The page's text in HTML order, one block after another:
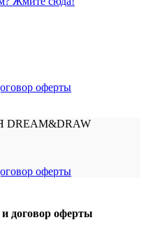
оферты
оферты
договор оферты